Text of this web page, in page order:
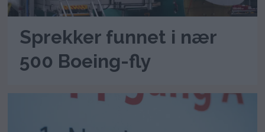
Sprekker funnet i nær
500 Boeing-fly